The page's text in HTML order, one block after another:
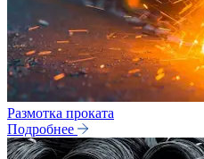
Размотка проката
Подробнее